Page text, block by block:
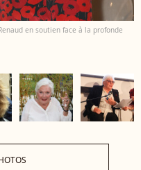
en soutien face à la profonde